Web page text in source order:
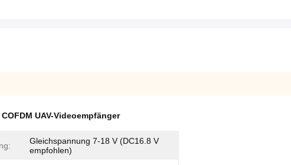
COFDM UAV-Videoempfänger
Gleichspannung 7-18 V (DC16.8 V
empfohlen)